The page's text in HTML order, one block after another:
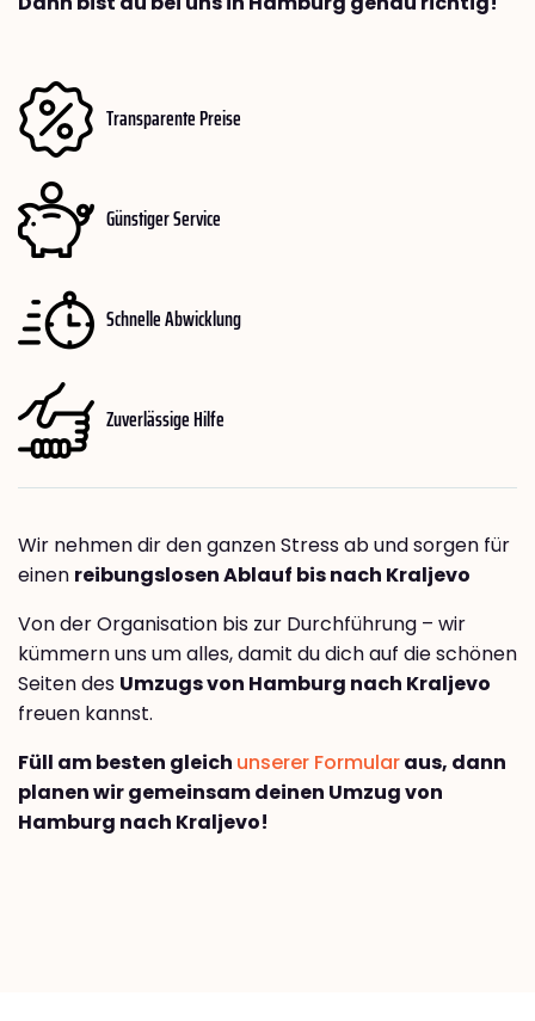
Transparente Preise
Günstiger Service
Schnelle Abwicklung
Zuverlässige Hilfe
Wir nehmen dir den ganzen Stress ab und sorgen für
einen reibungslosen Ablauf bis nach Kraljevo
Von der Organisation bis zur Durchführung – wir
kümmern uns um alles, damit du dich auf die schönen
Seiten des Umzugs von Hamburg nach Kraljevo
freuen kannst.
Füll am besten gleich unserer Formularaus, dann
planen wir gemeinsam deinen Umzug von
Hamburg nach Kraljevo!